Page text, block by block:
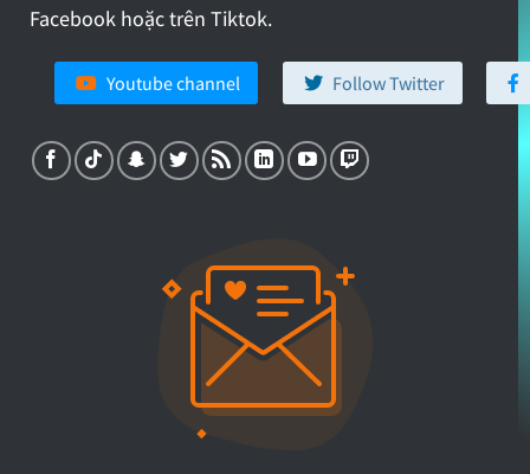
Facebook hoặc trên Tiktok.
Youtube channel Follow Twitter